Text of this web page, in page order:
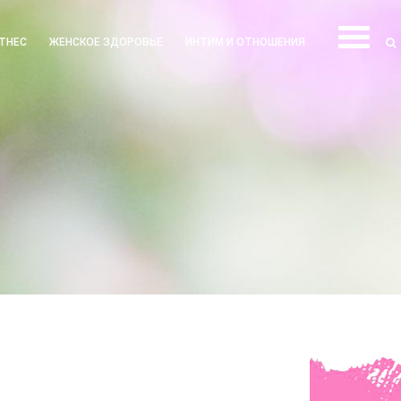
ЖЕНСКОЕ ЗДОРОВЬЕ ИНТИМ И ОТНОШЕНИЯ